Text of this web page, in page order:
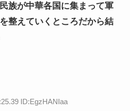
族が中華各国に集まって軍
整えていくところだから結
ID:EgzHANIaa